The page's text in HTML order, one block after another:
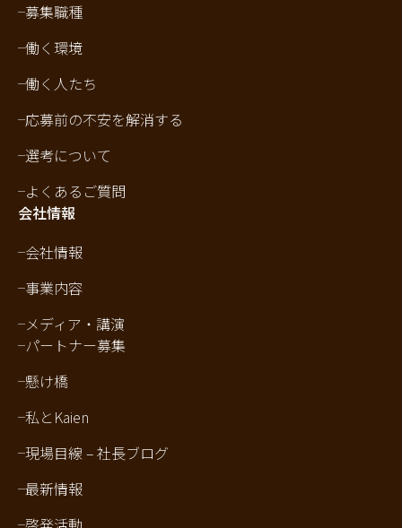
募集職種
働く環境
働く人たち
応募前の不安を解消する
選考について
よくあるご質問
会社情報
会社情報
事業内容
メディア・講演
パートナー募集
懸け橋
私とKaien
現場目線 – 社長ブログ
最新情報